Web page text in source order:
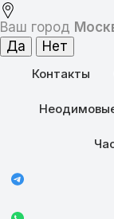
Ваш город
Контакты